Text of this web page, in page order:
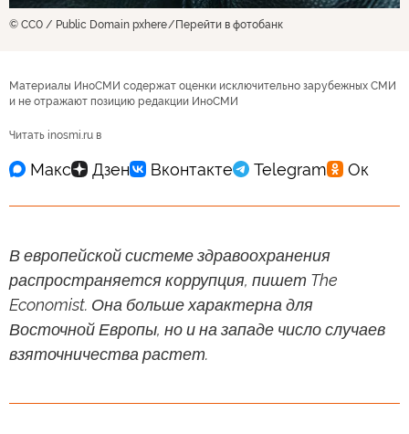
© CC0 / Public Domain pxhere Перейти в фотобанк
Материалы ИноСМИ содержат оценки исключительно зарубежных СМИ
и не отражают позицию редакции ИноСМИ
Читать inosmi.ru в
В европейской системе здравоохранения
распространяется коррупция, пишет The
Economist. Она больше характерна для
Восточной Европы, но и на западе число случаев
взяточничества растет.